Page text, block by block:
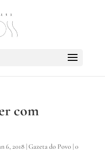
com
6, 2018|Gazeta do Povo|0